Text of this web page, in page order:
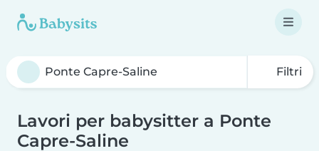
Filtri
Lavori per babysitter a Ponte
Capre-Saline